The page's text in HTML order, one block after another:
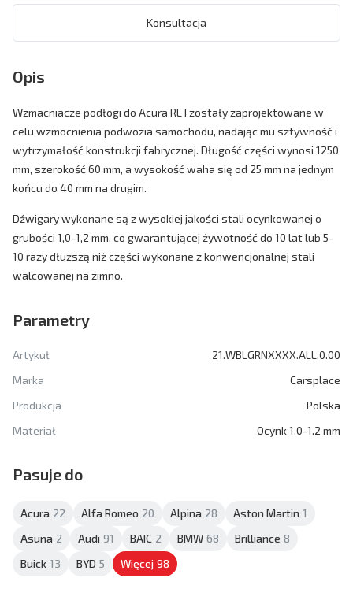
Konsultacja
Opis
Wzmacniacze podłogi do Acura RL I zostały zaprojektowane w
celu wzmocnienia podwozia samochodu, nadając mu sztywność i
wytrzymałość konstrukcji fabrycznej. Długość części wynosi 1250
mm, szerokość 60 mm, a wysokość waha się od 25 mm na jednym
końcu do 40 mm na drugim.
Dźwigary wykonane są z wysokiej jakości stali ocynkowanej o
grubości 1,0-1,2 mm, co gwarantującej żywotność do 10 lat lub 5-
10 razy dłuższą niż części wykonane z konwencjonalnej stali
walcowanej na zimno.
Parametry
Artykuł
21.WBLGRNXXXX.ALL.0.00
Marka
Carsplace
Produkcja
Polska
Materiał
Ocynk 1.0-1.2 mm
Pasuje do
Acura 22 Alfa Romeo 20 Alpina 28 Aston Martin 1
Asuna 2 Audi 91 BAIC 2 BMW 68 Brilliance 8
Buick 13 BYD 5 Więcej 98